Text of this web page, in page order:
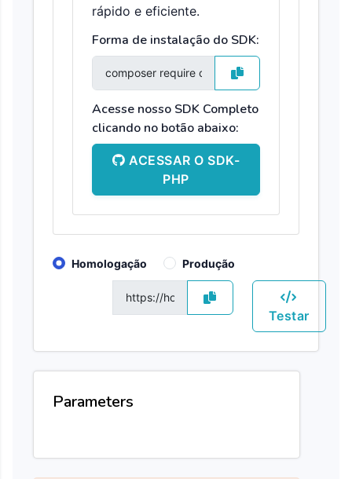
rápido e eficiente.
Forma de instalação do SDK:
Acesse nosso SDK Completo
clicando no botão abaixo:
ACESSAR O SDK-
PHP
Homologação Produção
Testar
Parameters